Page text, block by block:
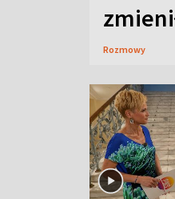
Rozmowy